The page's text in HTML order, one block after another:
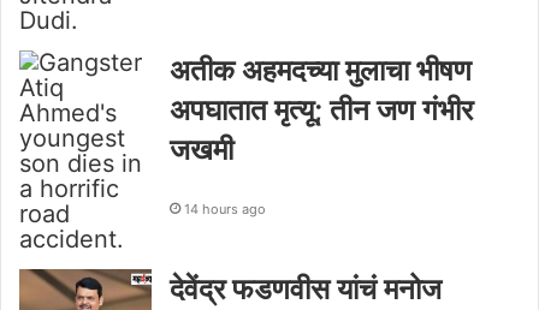
अतीक अहमदच्या मुलाचा भीषण
अपघातात मृत्यू; तीन जण गंभीर
जखमी
14 hours ago
देवेंद्र फडणवीस यांचं मनोज